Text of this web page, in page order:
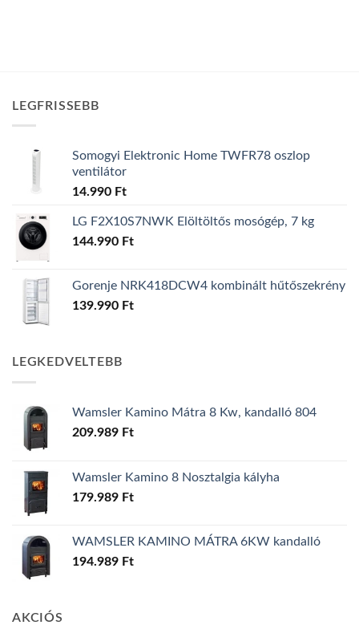
LEGFRISSEBB
Somogyi Elektronic Home TWFR78 oszlop
ventilátor
14.990 Ft
LG F2X10S7NWK Elöltöltős mosógép, 7 kg
144.990 Ft
Gorenje NRK418DCW4 kombinált hűtőszekrény
139.990 Ft
LEGKEDVELTEBB
Wamsler Kamino Mátra 8 Kw, kandalló 804
209.989 Ft
Wamsler Kamino 8 Nosztalgia kályha
179.989 Ft
WAMSLER KAMINO MÁTRA 6KW kandalló
194.989 Ft
AKCIÓS